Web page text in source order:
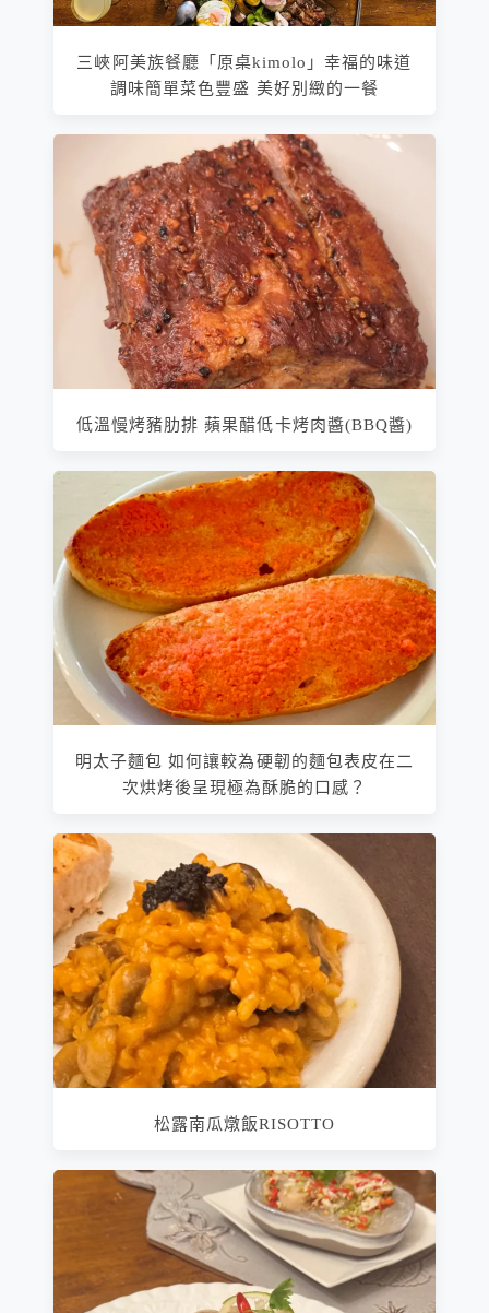
三峽阿美族餐廳「原桌kimolo」幸福的味道
調味簡單菜色豐盛 美好別緻的一餐
低溫慢烤豬肋排 蘋果醋低卡烤肉醬(BBQ醬)
明太子麵包 如何讓較為硬韌的麵包表皮在二
次烘烤後呈現極為酥脆的口感？
松露南瓜燉飯RISOTTO